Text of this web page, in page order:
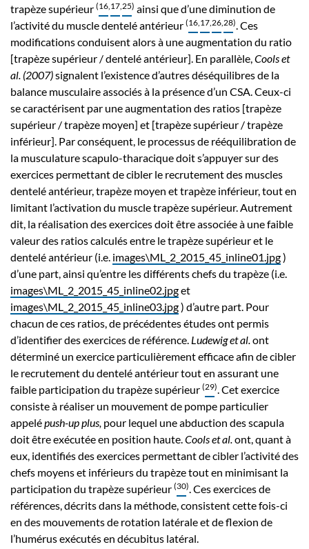
trapèze supérieur (16,17,25) ainsi que d’une diminution de
l’activité du muscle dentelé antérieur (16,17,26,28). Ces
modifications conduisent alors à une augmentation du ratio
[trapèze supérieur / dentelé antérieur]. En parallèle,Cools et
al. (2007)signalent l’existence d’autres déséquilibres de la
balance musculaire associés à la présence d’un CSA. Ceux-ci
se caractérisent par une augmentation des ratios [trapèze
supérieur / trapèze moyen] et [trapèze supérieur / trapèze
inférieur]. Par conséquent, le processus de rééquilibration de
la musculature scapulo-tharacique doit s’appuyer sur des
exercices permettant de cibler le recrutement des muscles
dentelé antérieur, trapèze moyen et trapèze inférieur, tout en
limitant l’activation du muscle trapèze supérieur. Autrement
dit, la réalisation des exercices doit être associée à une faible
valeur des ratios calculés entre le trapèze supérieur et le
dentelé antérieur (i.e. images\ML_2_2015_45_inline01.jpg)
d’une part, ainsi qu’entre les différents chefs du trapèze (i.e.
images\ML_2_2015_45_inline02.jpget
images\ML_2_2015_45_inline03.jpg) d’autre part. Pour
chacun de ces ratios, de précédentes études ont permis
d’identifier des exercices de référence. Ludewig et al.ont
déterminé un exercice particulièrement efficace afin de cibler
le recrutement du dentelé antérieur tout en assurant une
faible participation du trapèze supérieur (29). Cet exercice
consiste à réaliser un mouvement de pompe particulier
appelépush-up plus, pour lequel une abduction des scapula
doit être exécutée en position haute.Cools et al.ont, quant à
eux, identifiés des exercices permettant de cibler l’activité des
chefs moyens et inférieurs du trapèze tout en minimisant la
participation du trapèze supérieur (30). Ces exercices de
références, décrits dans la méthode, consistent cette fois-ci
en des mouvements de rotation latérale et de flexion de
l’humérus exécutés en décubitus latéral.